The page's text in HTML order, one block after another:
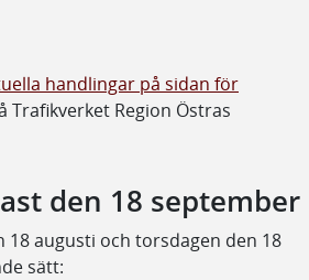
handlingar på sidan för
Trafikverket Region Östras
den 18 september
augusti och torsdagen den 18
sätt: